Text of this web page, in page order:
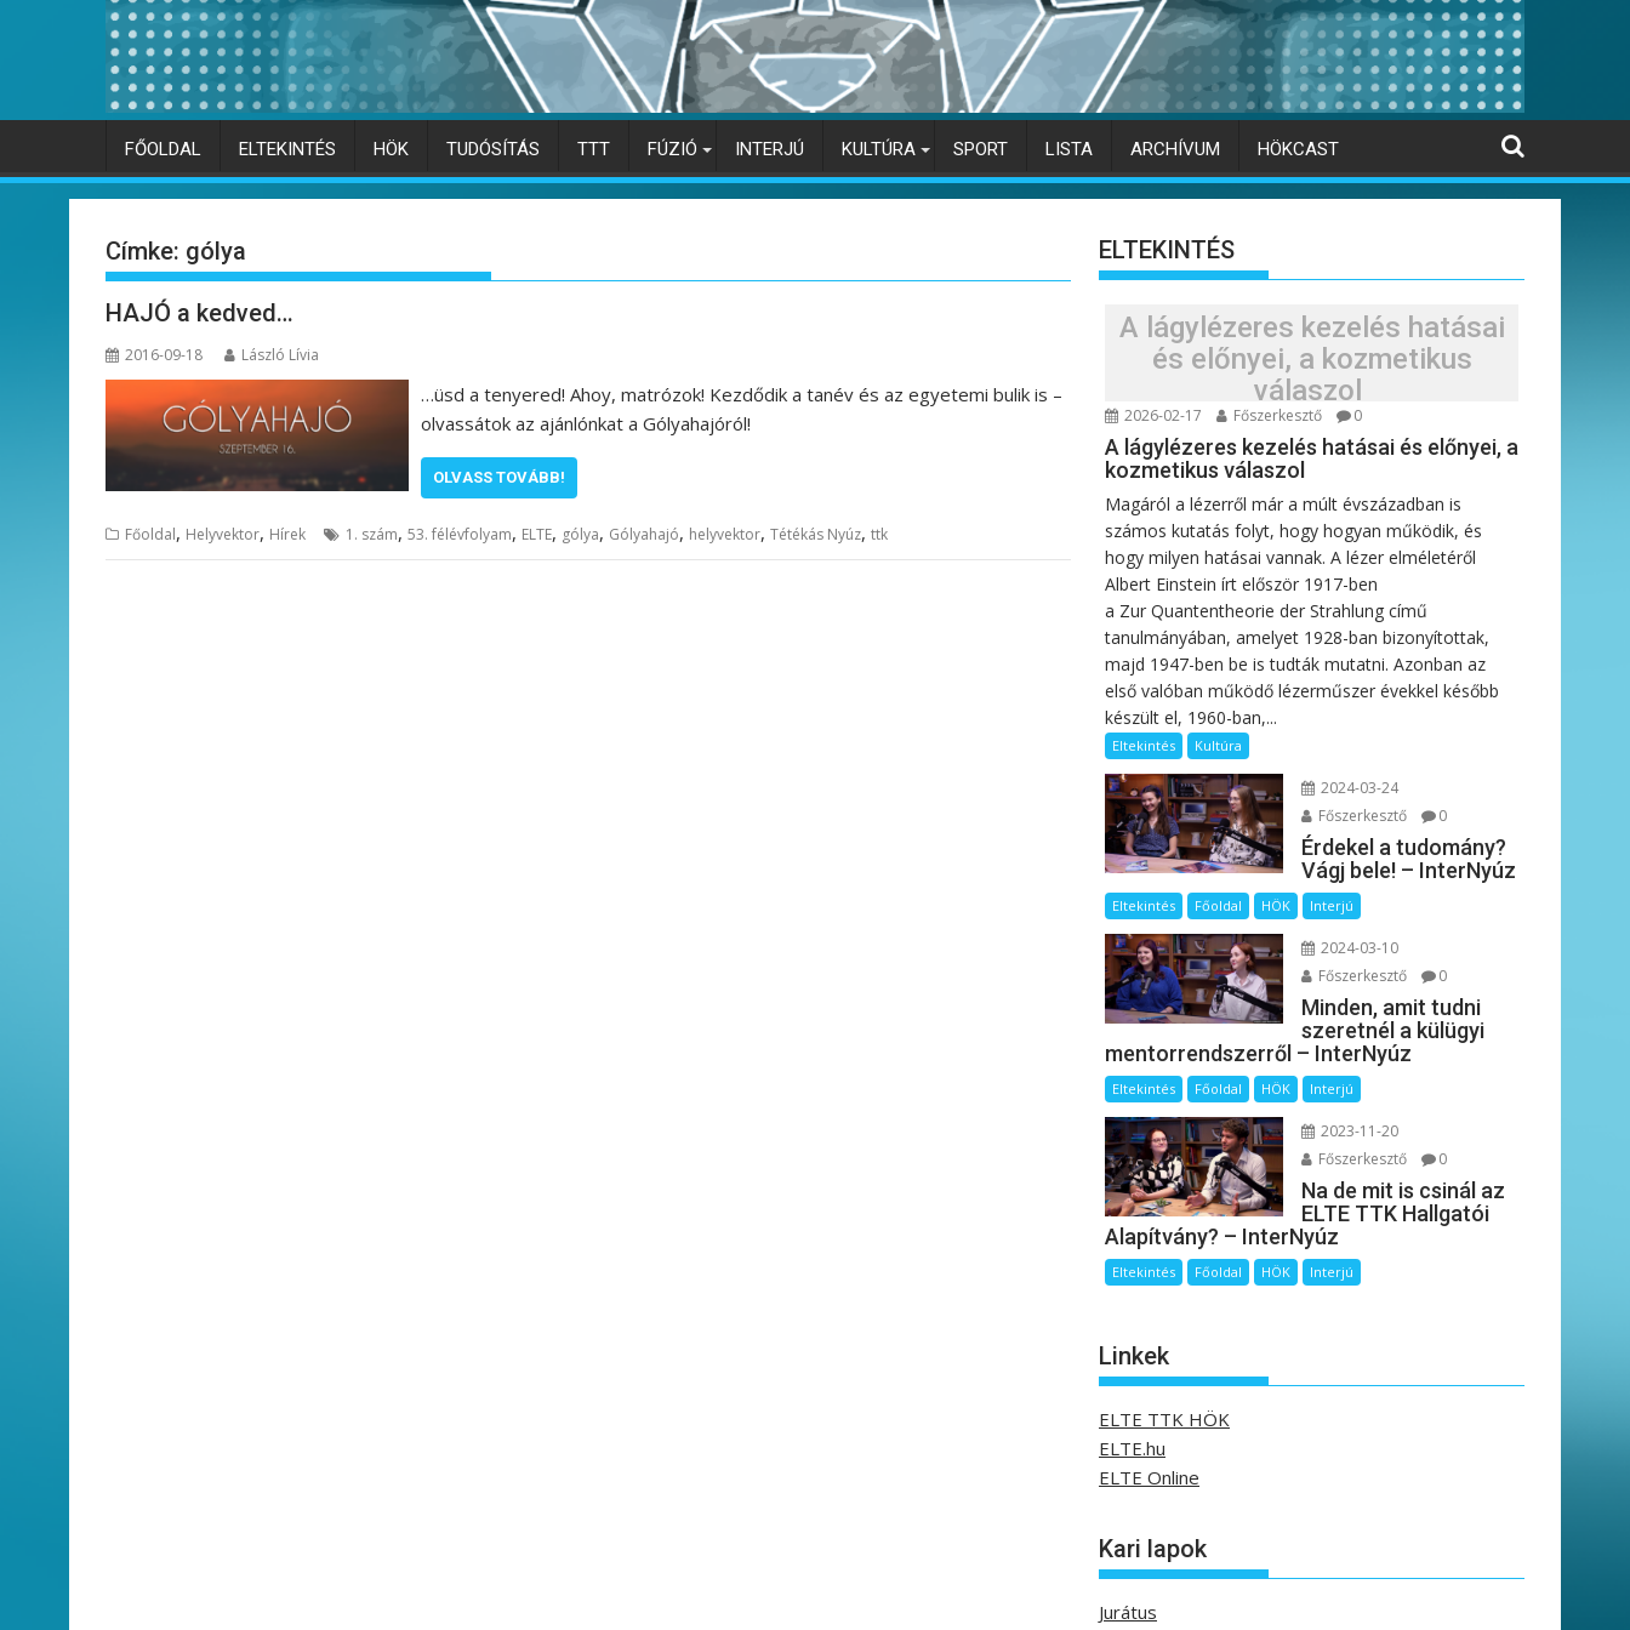
FŐOLDAL ELTEKINTÉS HÖK TUDÓSÍTÁS TTT FÚZIÓ INTERJÚ KULTÚRA SPORT LISTA ARCHÍVUM HÖKCAST
Címke: gólya
HAJÓ a kedved…
2016-09-18 László Lívia
…üsd a tenyered! Ahoy, matrózok! Kezdődik a tanév és az egyetemi bulik is –
olvassátok az ajánlónkat a Gólyahajóról!
OLVASS TOVÁBB!
Főoldal, Helyvektor, Hírek 1. szám, 53. félévfolyam, ELTE, gólya, Gólyahajó, helyvektor, Tétékás Nyúz, ttk
ELTEKINTÉS
A lágylézeres kezelés hatásai
és előnyei, a kozmetikus
válaszol
2026-02-17 Főszerkesztő 0
A lágylézeres kezelés hatásai és előnyei, a
kozmetikus válaszol
Magáról a lézerről már a múlt évszázadban is
számos kutatás folyt, hogy hogyan működik, és
hogy milyen hatásai vannak. A lézer elméletéről
Albert Einstein írt először 1917-ben
a Zur Quantentheorie der Strahlung című
tanulmányában, amelyet 1928-ban bizonyítottak,
majd 1947-ben be is tudták mutatni. Azonban az
első valóban működő lézerműszer évekkel később
készült el, 1960-ban,...
Eltekintés Kultúra
2024-03-24
Főszerkesztő
0
Érdekel a tudomány?
Vágj bele! – InterNyúz
Eltekintés Főoldal HÖK Interjú
2024-03-10
Főszerkesztő
0
Minden, amit tudni
szeretnél a külügyi
mentorrendszerről – InterNyúz
Eltekintés Főoldal HÖK Interjú
2023-11-20
Főszerkesztő
0
Na de mit is csinál az
ELTE TTK Hallgatói
Alapítvány? – InterNyúz
Eltekintés Főoldal HÖK Interjú
Linkek
ELTE TTK HÖK
ELTE.hu
ELTE Online
Kari lapok
Jurátus